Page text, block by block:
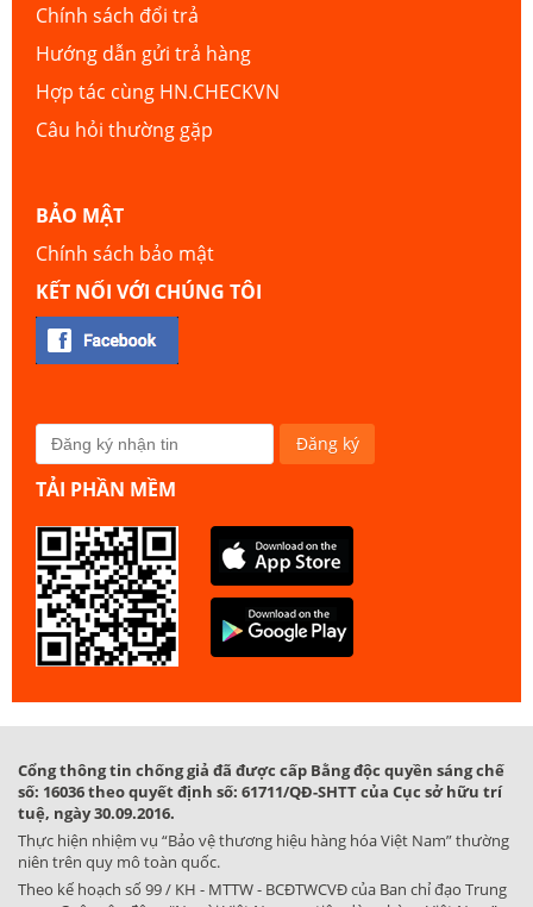
Chính sách đổi trả
Hướng dẫn gửi trả hàng
Hợp tác cùng HN.CHECKVN
Câu hỏi thường gặp
BẢO MẬT
Chính sách bảo mật
KẾT NỐI VỚI CHÚNG TÔI
TẢI PHẦN MỀM
Cổng thông tin chống giả đã được cấp Bằng độc quyền sáng chế
số: 16036 theo quyết định số: 61711/QĐ-SHTT của Cục sở hữu trí
tuệ, ngày 30.09.2016.
Thực hiện nhiệm vụ “Bảo vệ thương hiệu hàng hóa Việt Nam” thường
niên trên quy mô toàn quốc.
Theo kế hoạch số 99 / KH - MTTW - BCĐTWCVĐ của Ban chỉ đạo Trung